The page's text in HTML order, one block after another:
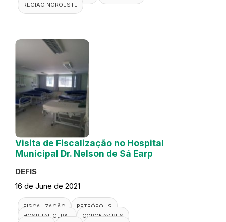
REGIÃO NOROESTE
Visita de Fiscalização no Hospital
Municipal Dr. Nelson de Sá Earp
DEFIS
16 de June de 2021
FISCALIZAÇÃO
PETRÓPOLIS
HOSPITAL GERAL
CORONAVÍRUS